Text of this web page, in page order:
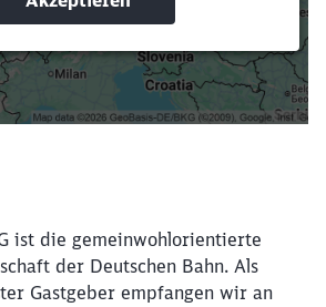
eingeben
Filter setzen
ist die gemeinwohlorientierte
der Deutschen Bahn. Als
Gastgeber empfangen wir an